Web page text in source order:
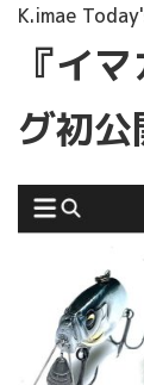
K.imae
『イ
グ初公